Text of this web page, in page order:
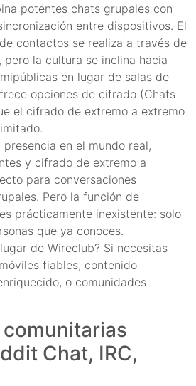
potentes chats grupales con
entre dispositivos. El
contactos se realiza a través de
pero la cultura se inclina hacia
en lugar de salas de
opciones de cifrado (Chats
el cifrado de extremo a extremo
en el mundo real,
y cifrado de extremo a
para conversaciones
Pero la función de
prácticamente inexistente: solo
que ya conoces.
de Wireclub? Si necesitas
fiables, contenido
o comunidades
Chat, IRC,